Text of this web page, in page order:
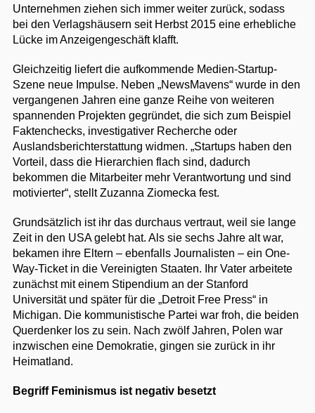
Unternehmen ziehen sich immer weiter zurück, sodass
bei den Verlagshäusern seit Herbst 2015 eine erhebliche
Lücke im Anzeigengeschäft klafft.
Gleichzeitig liefert die aufkommende Medien-Startup-
Szene neue Impulse. Neben „NewsMavens“ wurde in den
vergangenen Jahren eine ganze Reihe von weiteren
spannenden Projekten gegründet, die sich zum Beispiel
Faktenchecks, investigativer Recherche oder
Auslandsberichterstattung widmen. „Startups haben den
Vorteil, dass die Hierarchien flach sind, dadurch
bekommen die Mitarbeiter mehr Verantwortung und sind
motivierter“, stellt Zuzanna Ziomecka fest.
Grundsätzlich ist ihr das durchaus vertraut, weil sie lange
Zeit in den USA gelebt hat. Als sie sechs Jahre alt war,
bekamen ihre Eltern – ebenfalls Journalisten – ein One-
Way-Ticket in die Vereinigten Staaten. Ihr Vater arbeitete
zunächst mit einem Stipendium an der Stanford
Universität und später für die „Detroit Free Press“ in
Michigan. Die kommunistische Partei war froh, die beiden
Querdenker los zu sein. Nach zwölf Jahren, Polen war
inzwischen eine Demokratie, gingen sie zurück in ihr
Heimatland.
Begriff Feminismus ist negativ besetzt